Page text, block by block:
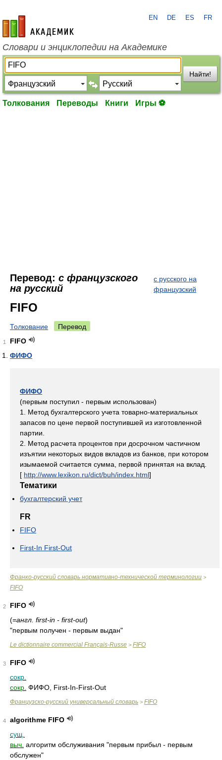
academic.ru
EN DE ES FR
Словари и энциклопедии на Академике
Найти!
Толкования Переводы Книги Игры ⚽
Перевод: с французского
на русский
с русского на
французский
FIFO
Толкование Перевод
1
FIFO
ФИФО
ФИФО
(первым поступил - первым использован)
1. Метод бухгалтерского учета товарно-материальных
запасов по цене первой поступившей из изготовленной
партии.
2. Метод расчета процентов при досрочном частичном
изъятии некоторых видов вкладов из банков, при котором
изымаемой считается сумма, первой принятая на вклад.
[ http://www.lexikon.ru/dict/buh/index.html]
Тематики
бухгалтерский учет
FR
FIFO
First-In First-Out
Франко-русский словарь нормативно-технической терминологии >
FIFO
2
FIFO
(=англ. first-in - first-out)
"первым получен - первым выдан"
Le dictionnaire commercial Français-Russe > FIFO
3
FIFO
сокр.
сокр. ФИФО, First-In-First-Out
Французско-русский универсальный словарь > FIFO
4
algorithme FIFO
сущ.
выч. алгоритм обслуживания "первым прибыл - первым
обслужен"